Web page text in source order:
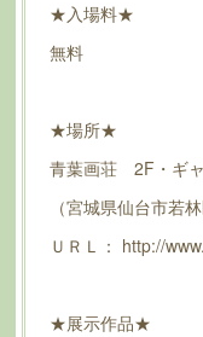
★入場料★
無料
★場所★
青葉画荘 2F・ギ
（宮城県仙台市若
ＵＲＬ： http://
★展示作品★